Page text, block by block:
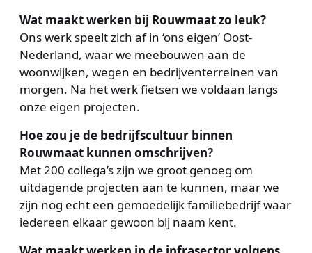
Wat maakt werken bij Rouwmaat zo leuk?
Ons werk speelt zich af in ‘ons eigen’ Oost-
Nederland, waar we meebouwen aan de
woonwijken, wegen en bedrijventerreinen van
morgen. Na het werk fietsen we voldaan langs
onze eigen projecten.
Hoe zou je de bedrijfscultuur binnen
Rouwmaat kunnen omschrijven?
Met 200 collega’s zijn we groot genoeg om
uitdagende projecten aan te kunnen, maar we
zijn nog echt een gemoedelijk familiebedrijf waar
iedereen elkaar gewoon bij naam kent.